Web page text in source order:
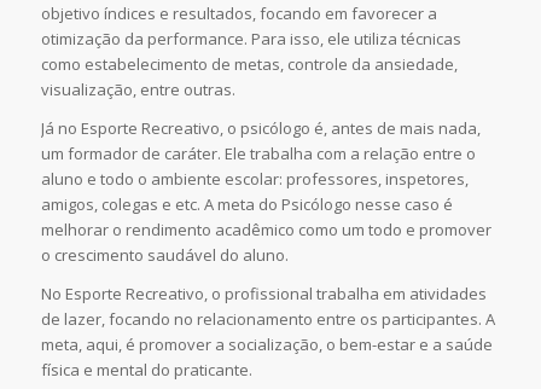
objetivo índices e resultados, focando em favorecer a
otimização da performance. Para isso, ele utiliza técnicas
como estabelecimento de metas, controle da ansiedade,
visualização, entre outras.
Já no Esporte Recreativo, o psicólogo é, antes de mais nada,
um formador de caráter. Ele trabalha com a relação entre o
aluno e todo o ambiente escolar: professores, inspetores,
amigos, colegas e etc. A meta do Psicólogo nesse caso é
melhorar o rendimento acadêmico como um todo e promover
o crescimento saudável do aluno.
No Esporte Recreativo, o profissional trabalha em atividades
de lazer, focando no relacionamento entre os participantes. A
meta, aqui, é promover a socialização, o bem-estar e a saúde
física e mental do praticante.